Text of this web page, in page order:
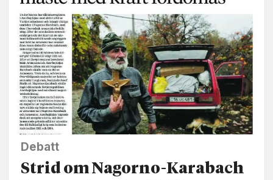
Debatt
Strid om Nagorno-Karabach